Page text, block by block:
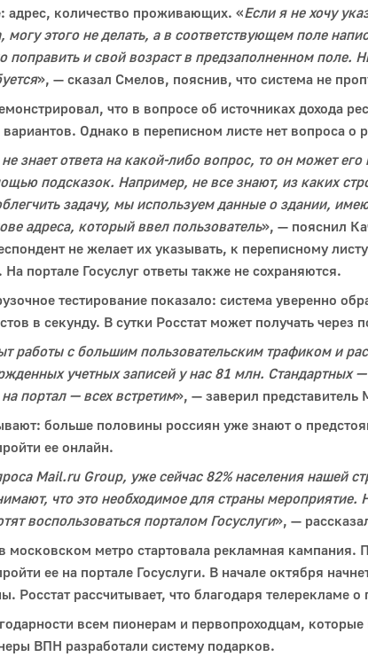
адрес, количество проживающих. «Если я не хочу
могу этого не делать, а в соответствующем поле
и свой возраст в предзаполненном поле.
», — сказал Смелов, пояснив, что система не
что в вопросе об источниках дохода
Однако в переписном листе нет вопроса о
знает ответа на какой-либо вопрос, то он может
подсказок. Например, не все знают, из каких
задачу, мы используем данные о здании,
адреса, который ввел пользователь», — пояснил
не желает их указывать, к переписному
портале Госуслуг ответы также не сохраняются.
тестирование показало: система уверенно
в секунду. В сутки Росстат может получать через
работы с большим пользовательским трафиком и
учетных записей у нас 81 млн. Стандартных
портал — всех встретим», — заверил
больше половины россиян уже знают о
ее онлайн.
Mail.ruGroup, уже сейчас 82% населения нашей
что это необходимое для страны мероприятие.
воспользоваться порталом Госуслуги», —
московском метро стартовала рекламная кампания.
ее на портале Госуслуги. В начале октября
Росстат рассчитывает, что благодаря телерекламе
всем пионерам и первопроходцам,
ВПН разработали систему подарков.